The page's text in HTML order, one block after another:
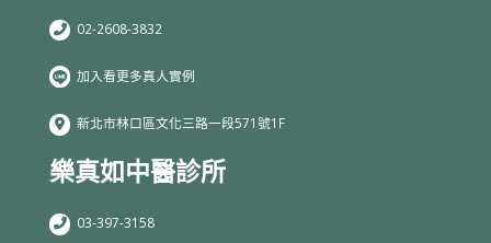
02-2608-3832
加入看更多真人實例
新北市林口區文化三路一段571號1F
樂真如中醫診所
03-397-3158